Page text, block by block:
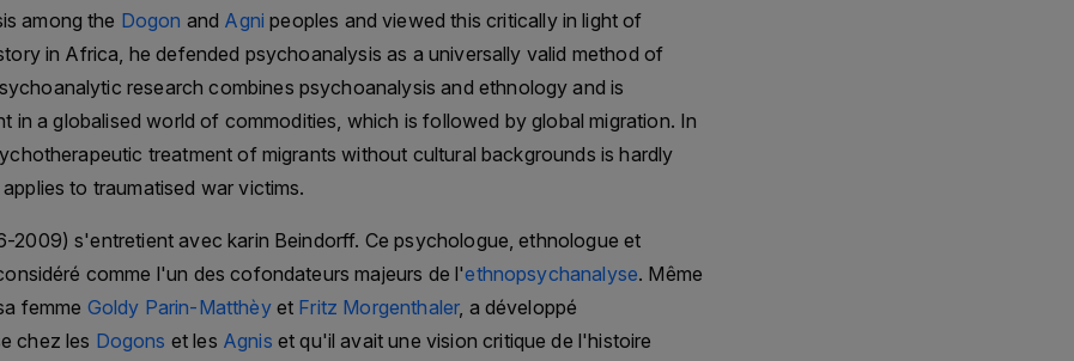
among the Dogon and Agni peoples and viewed this critically in light of
in Africa, he defended psychoanalysis as a universally valid method of
research combines psychoanalysis and ethnology and is
in a globalised world of commodities, which is followed by global migration. In
treatment of migrants without cultural backgrounds is hardly
to traumatised war victims.
2009) s'entretient avec karin Beindorff. Ce psychologue, ethnologue et
comme l'un des cofondateurs majeurs de l'ethnopsychanalyse. Même
femme Goldy Parin-Matthèy et Fritz Morgenthaler, a développé
chez les Dogons et les Agnis et qu'il avait une vision critique de l'histoire